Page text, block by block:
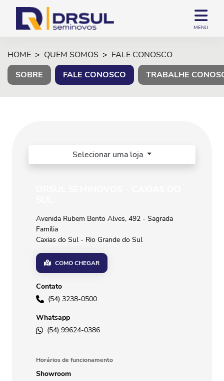
MENU
HOME QUEM SOMOS
FALE CONOSCO
SOBRE
FALE CONOSCO TRABALHE
Selecionar uma loja
Avenida Rubem Bento Alves, 492 - Sagrada
Família
Caxias do Sul - Rio Grande do Sul
COMO CHEGAR
Contato
(54) 3238-0500
Whatsapp
(54) 99624-0386
Horários de funcionamento
Showroom